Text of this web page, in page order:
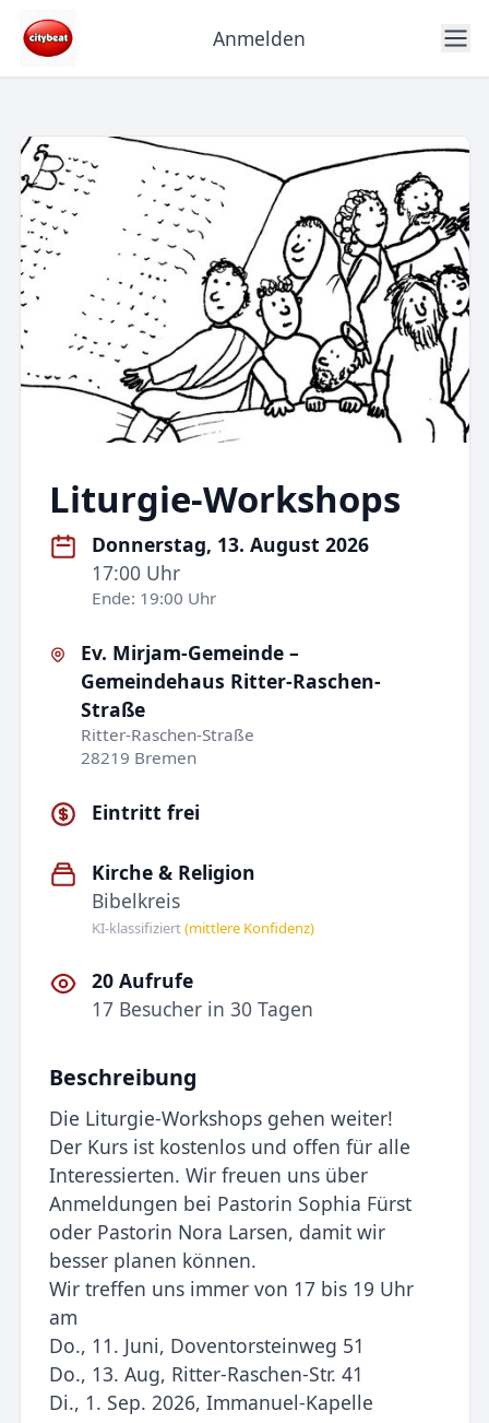
Anmelden
Liturgie-Workshops
Donnerstag, 13. August 2026
17:00 Uhr
Ende: 19:00 Uhr
Ev. Mirjam-Gemeinde –
Gemeindehaus Ritter-Raschen-
Straße
Ritter-Raschen-Straße
28219 Bremen
Eintritt frei
Kirche & Religion
Bibelkreis
KI-klassifiziert(mittlere Konfidenz)
20 Aufrufe
17 Besucher in 30 Tagen
Beschreibung
Die Liturgie-Workshops gehen weiter!
Der Kurs ist kostenlos und offen für alle
Interessierten. Wir freuen uns über
Anmeldungen bei Pastorin Sophia Fürst
oder Pastorin Nora Larsen, damit wir
besser planen können.
Wir treffen uns immer von 17 bis 19 Uhr
am
Do., 11. Juni, Doventorsteinweg 51
Do., 13. Aug, Ritter-Raschen-Str. 41
Di., 1. Sep. 2026, Immanuel-Kapelle